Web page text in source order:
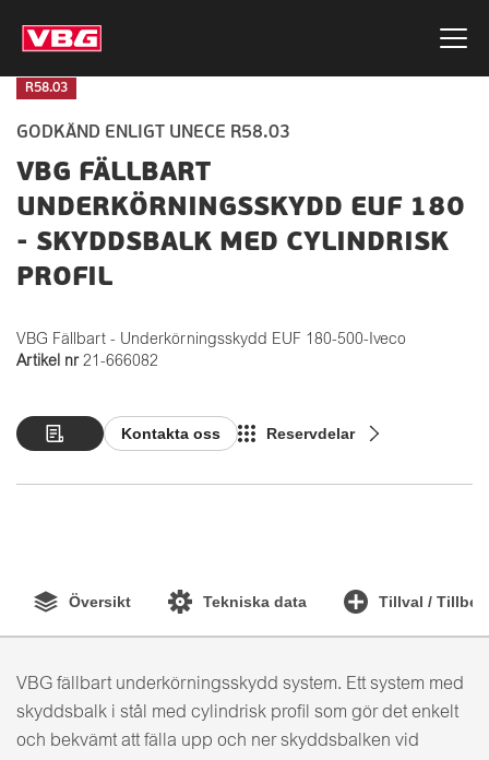
R58.03
GODKÄND ENLIGT UNECE R58.03
VBG FÄLLBART
UNDERKÖRNINGSSKYDD EUF 180
- SKYDDSBALK MED CYLINDRISK
PROFIL
VBG Fällbart - Underkörningsskydd EUF 180-500-Iveco
Artikel nr 21-666082
Kontakta oss Reservdelar
Översikt Tekniska data Tillval /
VBG fällbart underkörningsskydd system. Ett system med
skyddsbalk i stål med cylindrisk profil som gör det enkelt
och bekvämt att fälla upp och ner skyddsbalken vid